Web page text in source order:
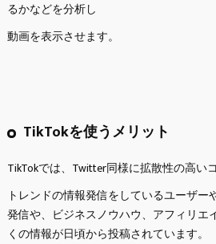
るかなどを分析し
動画を表示させます。
TikTokを使うメリット
TikTokでは、Twitter同様に拡散性の高い
トレンドの情報発信をしているユーザー
発信や、ビジネスノウハウ、アフィリエ
くの情報が日頃から投稿されています。